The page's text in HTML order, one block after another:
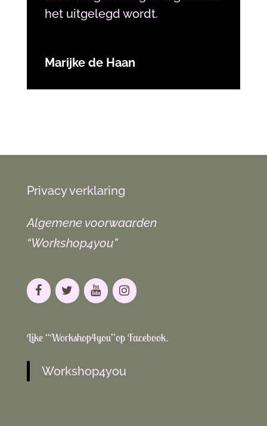
het uitgelegd wordt.
Marijke de Haan
Privacy verklaring
Algemene voorwaarden
“Workshop4you”
Like “Workshop4you”op Facebook.
Workshop4you